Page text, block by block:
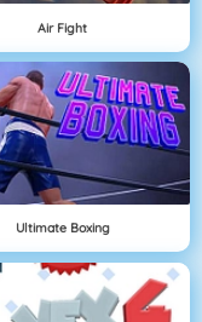
Air Fight
Ultimate Boxing